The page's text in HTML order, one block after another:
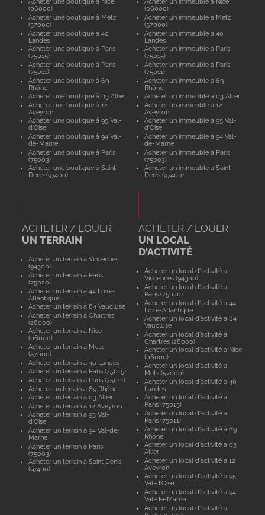
Acheter une boutique à Nice
(06000)
Acheter une boutique à Metz
(57000)
Acheter une boutique à 40
Landes
Acheter une boutique à Paris
(75015)
Acheter une boutique à Paris
(75011)
Acheter une boutique à 69
Rhône
Acheter une boutique à 03 Allier
Acheter une boutique à 12
Aveyron
Acheter une boutique à 95 Val-
d'Oise
Acheter une boutique à 94 Val-
de-Marne
Acheter une boutique à Paris
(75003)
Acheter une boutique à Saint
Denis (97400)
Acheter un immeuble à Nice
(06000)
Acheter un immeuble à Metz
(57000)
Acheter un immeuble à 40
Landes
Acheter un immeuble à Paris
(75015)
Acheter un immeuble à Paris
(75011)
Acheter un immeuble à 69
Rhône
Acheter un immeuble à 03 Allier
Acheter un immeuble à 12
Aveyron
Acheter un immeuble à 95 Val-
d'Oise
Acheter un immeuble à 94 Val-
de-Marne
Acheter un immeuble à Paris
(75003)
Acheter un immeuble à Saint
Denis (97400)
ACHETER / LOUER
UN TERRAIN
Acheter un terrain à Vincennes
(94300)
Acheter un terrain à Paris
(75020)
Acheter un terrain à 44 Loire-
Atlantique
Acheter un terrain à 84 Vaucluse
Acheter un terrain à Chartres
(28000)
Acheter un terrain à Nice
(06000)
Acheter un terrain à Metz
(57000)
Acheter un terrain à 40 Landes
Acheter un terrain à Paris (75015)
Acheter un terrain à Paris (75011)
Acheter un terrain à 69 Rhône
Acheter un terrain à 03 Allier
Acheter un terrain à 12 Aveyron
Acheter un terrain à 95 Val-
d'Oise
Acheter un terrain à 94 Val-de-
Marne
Acheter un terrain à Paris
(75003)
Acheter un terrain à Saint Denis
(97400)
ACHETER / LOUER
UN LOCAL
D'ACTIVITÉ
Acheter un local d'activité à
Vincennes (94300)
Acheter un local d'activité à
Paris (75020)
Acheter un local d'activité à 44
Loire-Atlantique
Acheter un local d'activité à 84
Vaucluse
Acheter un local d'activité à
Chartres (28000)
Acheter un local d'activité à Nice
(06000)
Acheter un local d'activité à
Metz (57000)
Acheter un local d'activité à 40
Landes
Acheter un local d'activité à
Paris (75015)
Acheter un local d'activité à
Paris (75011)
Acheter un local d'activité à 69
Rhône
Acheter un local d'activité à 03
Allier
Acheter un local d'activité à 12
Aveyron
Acheter un local d'activité à 95
Val-d'Oise
Acheter un local d'activité à 94
Val-de-Marne
Acheter un local d'activité à